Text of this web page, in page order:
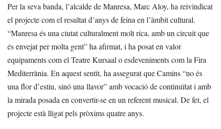
Per la seva banda, l’alcalde de Manresa, Marc Aloy, ha reivindicat
el projecte com el resultat d’anys de feina en l’àmbit cultural.
“Manresa és una ciutat culturalment molt rica, amb un circuit que
és envejat per molta gent” ha afirmat, i ha posat en valor
equipaments com el Teatre Kursaal o esdeveniments com la Fira
Mediterrània. En aquest sentit, ha assegurat que Camins “no és
una flor d’estiu, sinó una llavor” amb vocació de continuïtat i amb
la mirada posada en convertir-se en un referent musical. De fet, el
projecte està lligat pels pròxims quatre anys.